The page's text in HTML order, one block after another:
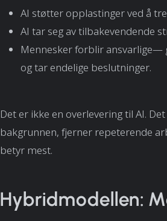
AI støtter opplastinger ved å
AI tar seg av tilbakevendende
Mennesker forblir ansvarlige—
og tar endelige beslutninger.
Det er ikke en overlevering til AI.
bakgrunnen, fjerner repeterende
betyr mest.
Hybridmodellen: